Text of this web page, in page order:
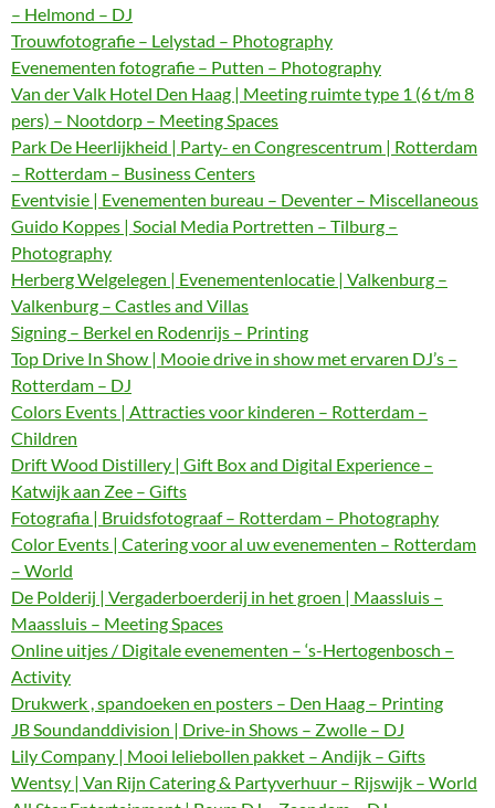
– Helmond – DJ
Trouwfotografie – Lelystad – Photography
Evenementen fotografie – Putten – Photography
Van der Valk Hotel Den Haag | Meeting ruimte type 1 (6 t/m 8
pers) – Nootdorp – Meeting Spaces
Park De Heerlijkheid | Party- en Congrescentrum | Rotterdam
– Rotterdam – Business Centers
Eventvisie | Evenementen bureau – Deventer – Miscellaneous
Guido Koppes | Social Media Portretten – Tilburg –
Photography
Herberg Welgelegen | Evenementenlocatie | Valkenburg –
Valkenburg – Castles and Villas
Signing – Berkel en Rodenrijs – Printing
Top Drive In Show | Mooie drive in show met ervaren DJ’s –
Rotterdam – DJ
Colors Events | Attracties voor kinderen – Rotterdam –
Children
Drift Wood Distillery | Gift Box and Digital Experience –
Katwijk aan Zee – Gifts
Fotografia | Bruidsfotograaf – Rotterdam – Photography
Color Events | Catering voor al uw evenementen – Rotterdam
– World
De Polderij | Vergaderboerderij in het groen | Maassluis –
Maassluis – Meeting Spaces
Online uitjes / Digitale evenementen – ‘s-Hertogenbosch –
Activity
Drukwerk , spandoeken en posters – Den Haag – Printing
JB Soundanddivision | Drive-in Shows – Zwolle – DJ
Lily Company | Mooi leliebollen pakket – Andijk – Gifts
Wentsy | Van Rijn Catering & Partyverhuur – Rijswijk – World